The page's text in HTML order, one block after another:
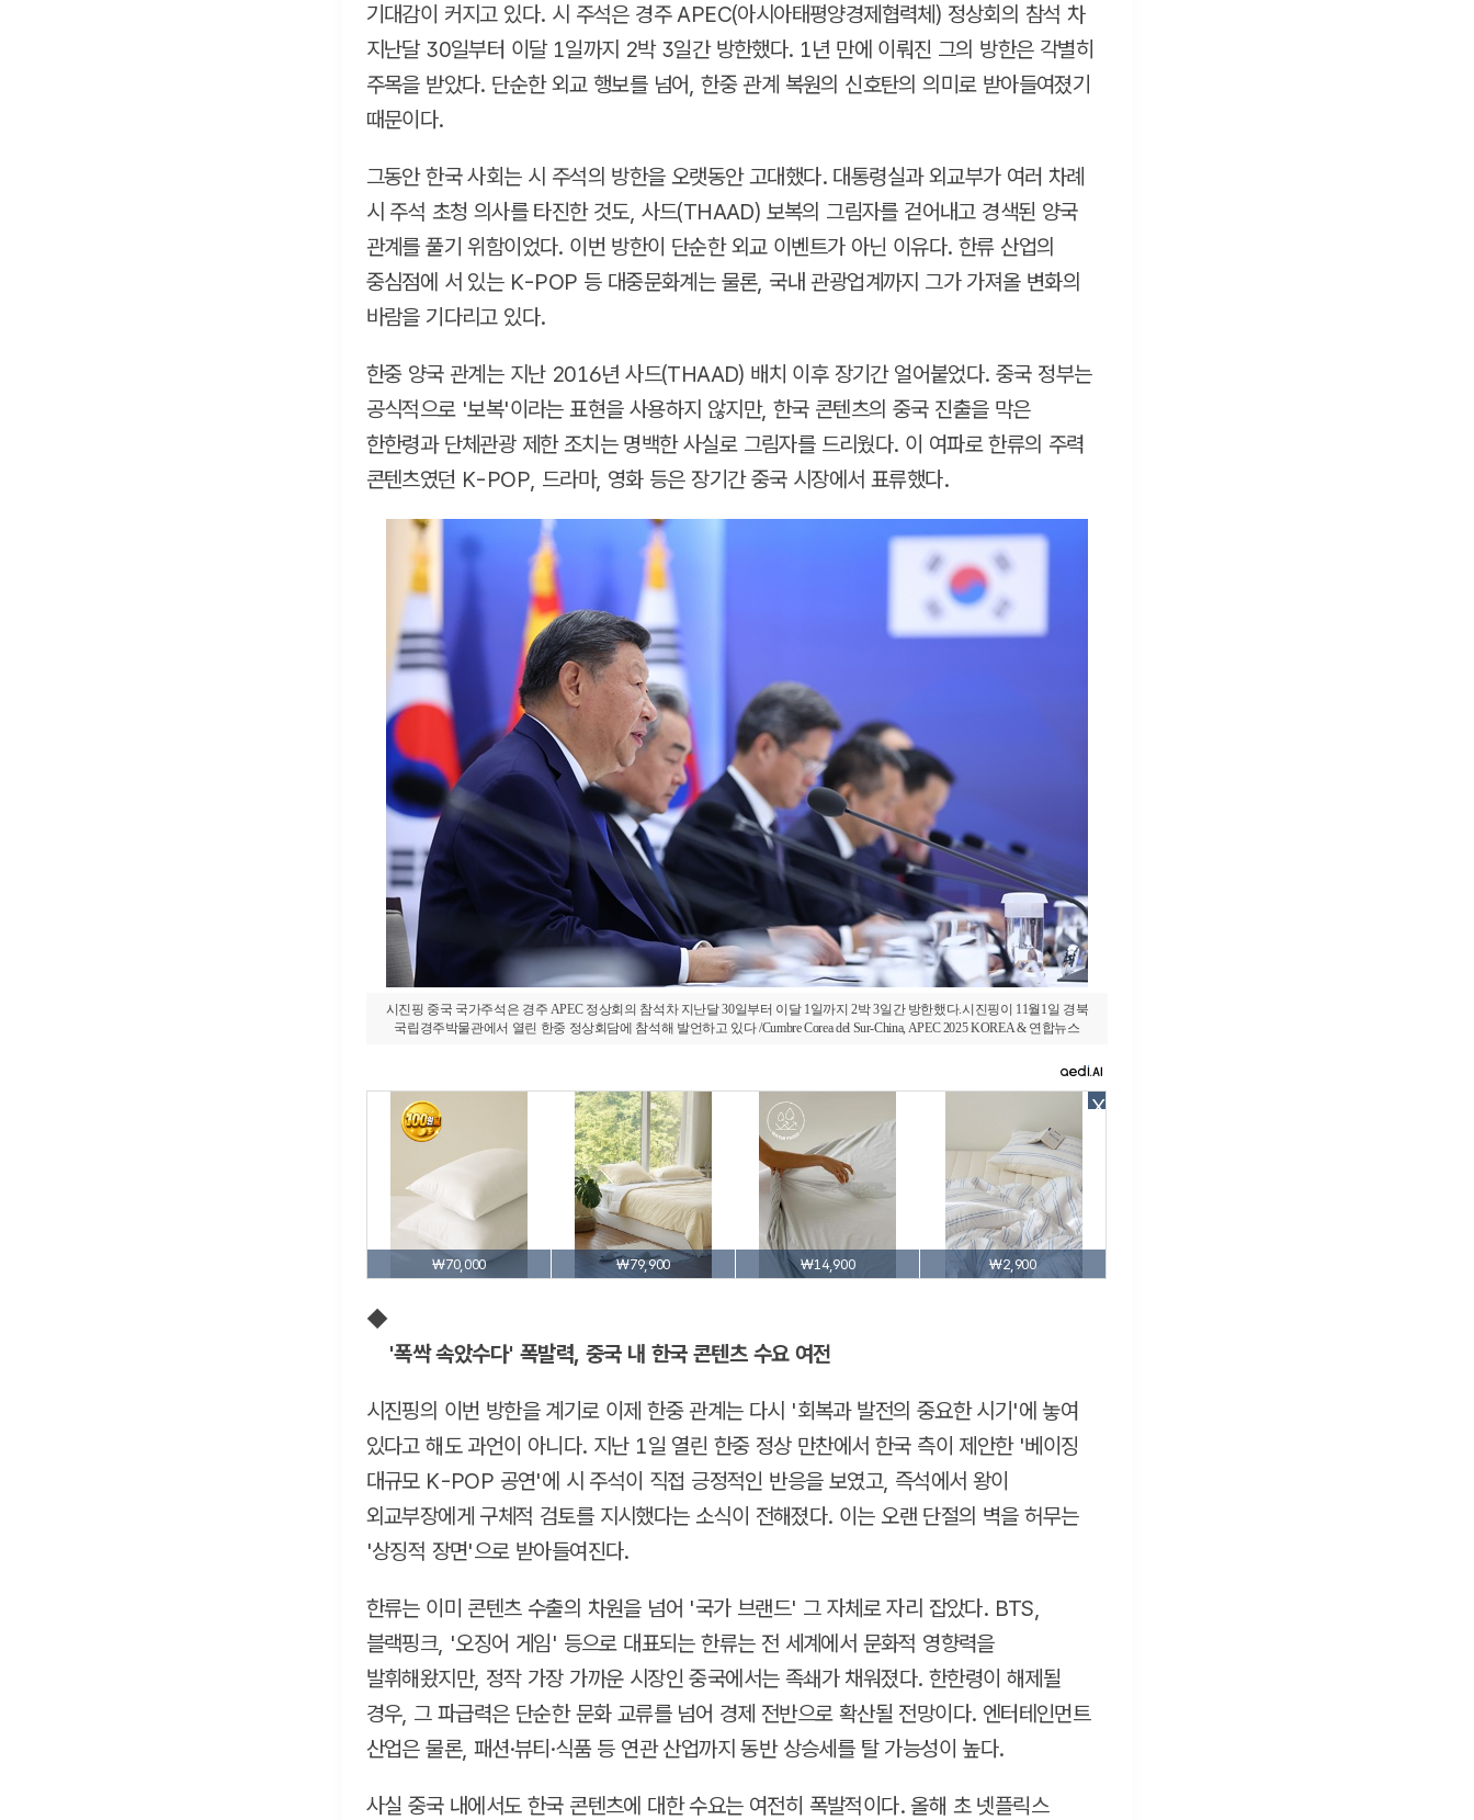
기대감이 커지고 있다. 시 주석은 경주 APEC(아시아태평양경제협력체) 정상회의 참석 차
지난달 30일부터 이달 1일까지 2박 3일간 방한했다. 1년 만에 이뤄진 그의 방한은 각별히
주목을 받았다. 단순한 외교 행보를 넘어, 한중 관계 복원의 신호탄의 의미로 받아들여졌기
때문이다.
그동안 한국 사회는 시 주석의 방한을 오랫동안 고대했다. 대통령실과 외교부가 여러 차례
시 주석 초청 의사를 타진한 것도, 사드(THAAD) 보복의 그림자를 걷어내고 경색된 양국
관계를 풀기 위함이었다. 이번 방한이 단순한 외교 이벤트가 아닌 이유다. 한류 산업의
중심점에 서 있는 K-POP 등 대중문화계는 물론, 국내 관광업계까지 그가 가져올 변화의
바람을 기다리고 있다.
한중 양국 관계는 지난 2016년 사드(THAAD) 배치 이후 장기간 얼어붙었다. 중국 정부는
공식적으로 '보복'이라는 표현을 사용하지 않지만, 한국 콘텐츠의 중국 진출을 막은
한한령과 단체관광 제한 조치는 명백한 사실로 그림자를 드리웠다. 이 여파로 한류의 주력
콘텐츠였던 K-POP, 드라마, 영화 등은 장기간 중국 시장에서 표류했다.
시진핑 중국 국가주석은 경주 APEC 정상회의 참석차 지난달 30일부터 이달 1일까지 2박 3일간 방한했다.시진핑이 11월1일 경북
국립경주박물관에서 열린 한중 정상회담에 참석해 발언하고 있다 /Cumbre Corea del Sur-China, APEC 2025 KOREA & 연합뉴스
X
₩70,000 ₩79,900 ₩14,900 ₩2,900
◆
'폭싹 속았수다' 폭발력, 중국 내 한국 콘텐츠 수요 여전
시진핑의 이번 방한을 계기로 이제 한중 관계는 다시 '회복과 발전의 중요한 시기'에 놓여
있다고 해도 과언이 아니다. 지난 1일 열린 한중 정상 만찬에서 한국 측이 제안한 '베이징
대규모 K-POP 공연'에 시 주석이 직접 긍정적인 반응을 보였고, 즉석에서 왕이
외교부장에게 구체적 검토를 지시했다는 소식이 전해졌다. 이는 오랜 단절의 벽을 허무는
'상징적 장면'으로 받아들여진다.
한류는 이미 콘텐츠 수출의 차원을 넘어 '국가 브랜드' 그 자체로 자리 잡았다. BTS,
블랙핑크, '오징어 게임' 등으로 대표되는 한류는 전 세계에서 문화적 영향력을
발휘해왔지만, 정작 가장 가까운 시장인 중국에서는 족쇄가 채워졌다. 한한령이 해제될
경우, 그 파급력은 단순한 문화 교류를 넘어 경제 전반으로 확산될 전망이다. 엔터테인먼트
산업은 물론, 패션·뷰티·식품 등 연관 산업까지 동반 상승세를 탈 가능성이 높다.
사실 중국 내에서도 한국 콘텐츠에 대한 수요는 여전히 폭발적이다. 올해 초 넷플릭스